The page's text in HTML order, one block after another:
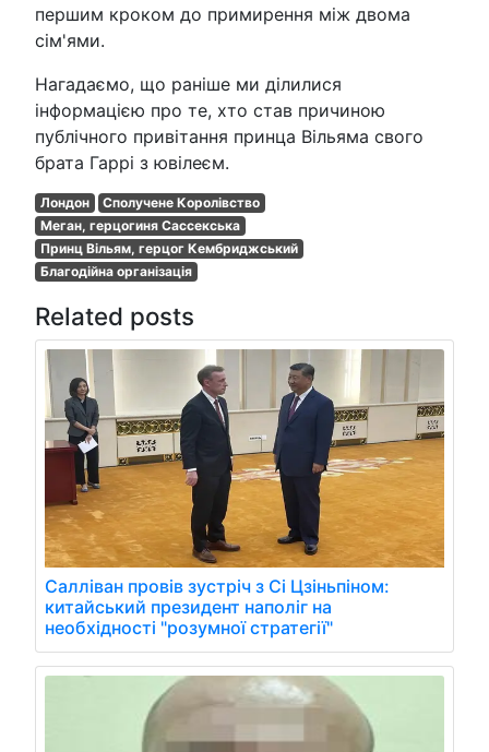
першим кроком до примирення між двома
сім'ями.
Нагадаємо, що раніше ми ділилися
інформацією про те, хто став причиною
публічного привітання принца Вільяма свого
брата Гаррі з ювілеєм.
Лондон
Сполучене Королівство
Меган, герцогиня Сассекська
Принц Вільям, герцог Кембриджський
Благодійна організація
Related posts
Салліван провів зустріч з Сі Цзіньпіном:
китайський президент наполіг на
необхідності "розумної стратегії"